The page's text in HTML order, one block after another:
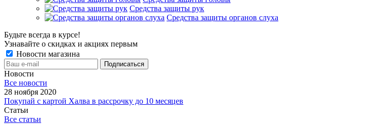
Средства защиты рук
Средства защиты органов слуха
Будьте всегда в курсе!
Узнавайте о скидках и акциях первым
Новости магазина
Новости
Все новости
28 ноября 2020
Покупай с картой Халва в рассрочку до 10 месяцев
Статьи
Все статьи